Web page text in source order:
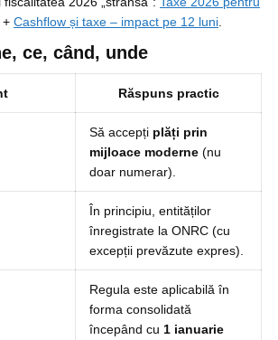
+ Cashflow și taxe – impact pe 12 luni.
ce, când, unde
Răspuns practic
Să accepți plăți prin
mijloace moderne (nu
doar numerar).
În principiu, entităților
înregistrate la ONRC (cu
excepții prevăzute expres).
Regula este aplicabilă în
forma consolidată
începând cu 1 ianuarie